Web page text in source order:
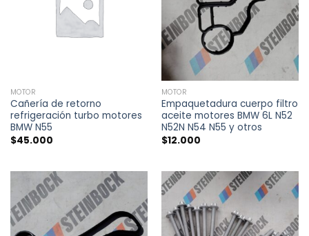
MOTOR
Cañería de retorno
refrigeración turbo motores
BMW N55
$45.000
MOTOR
Empaquetadura cuerpo filtro
aceite motores BMW 6L N52
N52N N54 N55 y otros
$12.000